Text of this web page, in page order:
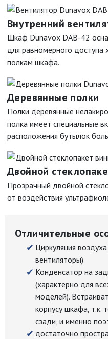
Внутренний
Шкаф Dunavox DAB-42
для равномерного доступа
полкам шкафа.
Деревянные полки
Полки деревянные
полка имеет специальные
расположения бутылок
Двойной
Прозрачный двойной
от воздействия
Отличительные
Циркуляция
вентиляторы)
Конденсатор на
(характерно для
моделей).
корпусу шкафа, т.к.
сзади, и именно
достаточно